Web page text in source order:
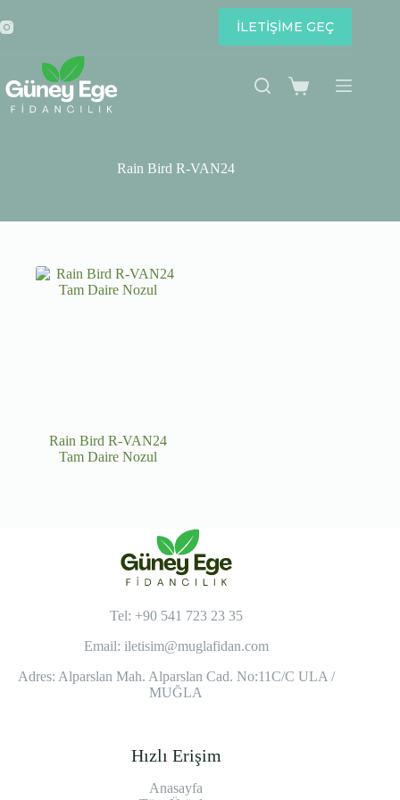
to
content
İLETİŞİME GEÇ
Shopping
Rain Bird R-VAN24
Rain Bird R-VAN24
Tam Daire Nozul
Tel: +90 541 723 23 35
Email: iletisim@muglafidan.com
Adres: Alparslan Mah. Alparslan Cad. No:11C/C ULA /
MUĞLA
Hızlı Erişim
Anasayfa